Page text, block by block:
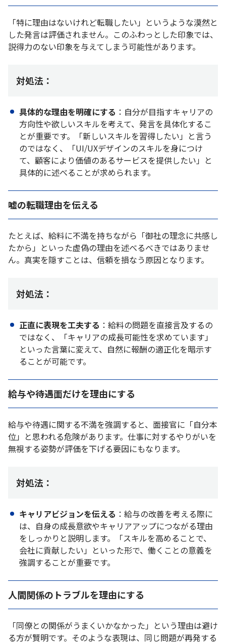
「特に理由はないけれど転職したい」というような漠然と
した発言は評価されません。このふわっとした印象では、
説得力のない印象を与えてしまう可能性があります。
対処法：
具体的な理由を明確にする ：自分が目指すキャリアの
方向性や欲しいスキルを考えて、発言を具体化するこ
とが重要です。「新しいスキルを習得したい」と言う
のではなく、「UI/UXデザインのスキルを身につけ
て、顧客により価値のあるサービスを提供したい」と
具体的に述べることが求められます。
嘘の転職理由を伝える
たとえば、給料に不満を持ちながら「御社の理念に共感し
たから」といった虚偽の理由を述べるべきではありませ
ん。真実を隠すことは、信頼を損なう原因となります。
対処法：
正直に表現を工夫する ：給料の問題を直接言及するの
ではなく、「キャリアの成長可能性を求めています」
といった言葉に変えて、自然に報酬の適正化を暗示す
ることが可能です。
給与や待遇面だけを理由にする
給与や待遇に関する不満を強調すると、面接官に「自分本
位」と思われる危険があります。仕事に対するやりがいを
無視する姿勢が評価を下げる要因にもなります。
対処法：
キャリアビジョンを伝える ：給与の改善を考える際に
は、自身の成長意欲やキャリアアップにつながる理由
をしっかりと説明します。「スキルを高めることで、
会社に貢献したい」といった形で、働くことの意義を
強調することが重要です。
人間関係のトラブルを理由にする
「同僚との関係がうまくいかなかった」という理由は避け
る方が賢明です。そのような表現は、同じ問題が再発する